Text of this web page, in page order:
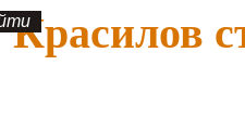
Красилов